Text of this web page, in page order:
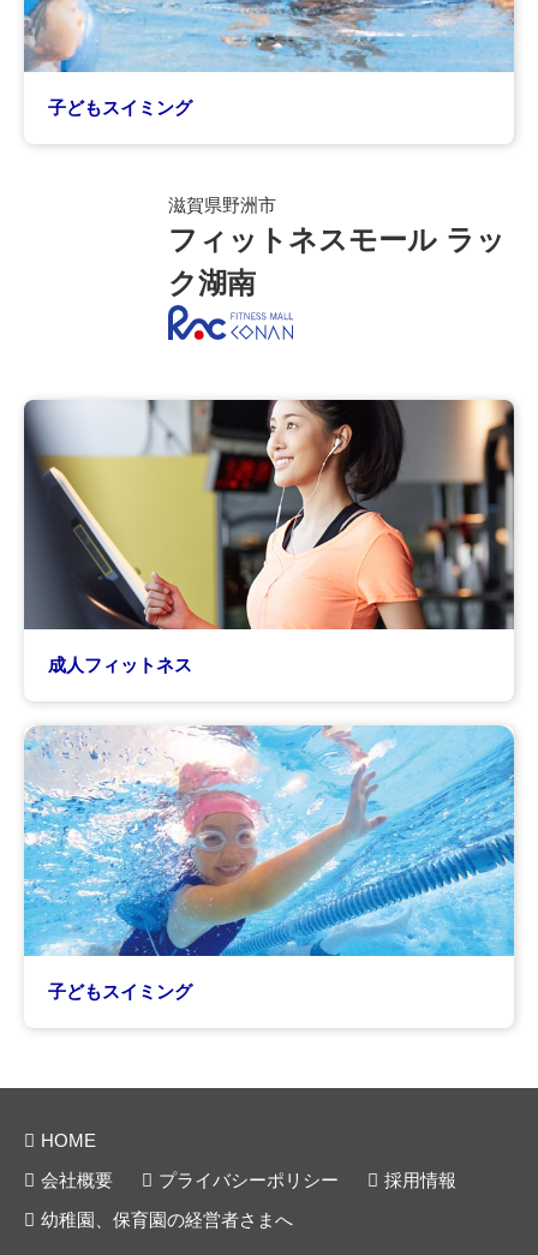
子どもスイミング
滋賀県野洲市
フィットネスモール ラッ
ク湖南
成人フィットネス
子どもスイミング
HOME
会社概要
プライバシーポリシー
採用情報
幼稚園、保育園の経営者さまへ